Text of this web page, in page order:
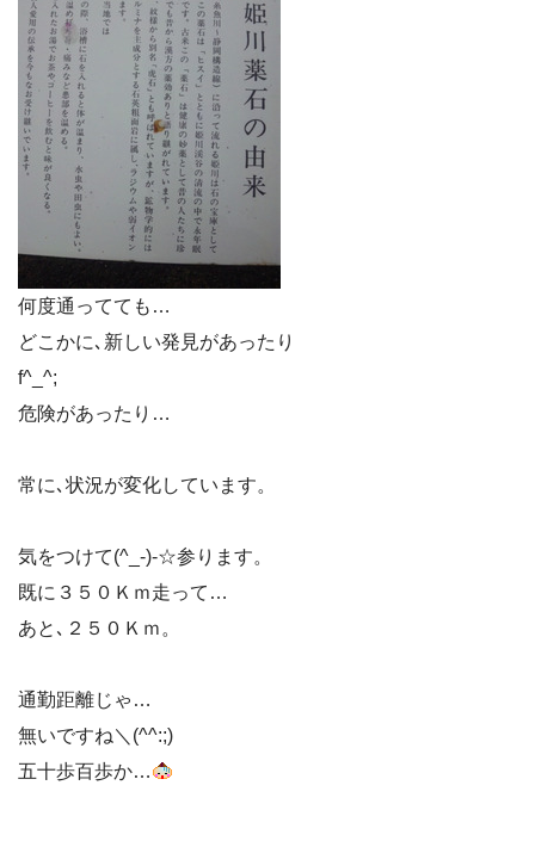
何度通ってても…
どこかに､新しい発見があったり
f^_^;
危険があったり…
常に､状況が変化しています。
気をつけて(^_-)-☆参ります。
既に３５０Ｋｍ走って…
あと､２５０Ｋｍ。
通勤距離じゃ…
無いですね＼(^^:;)
五十歩百歩か…